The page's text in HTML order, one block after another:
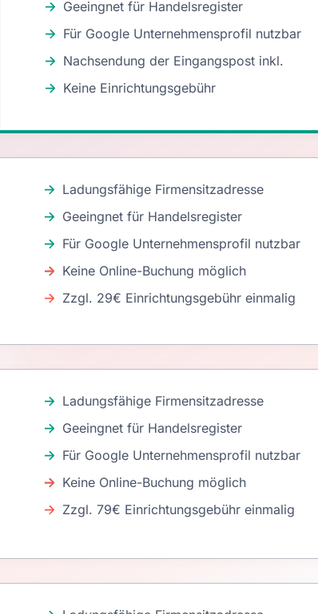
Geeingnet für Handelsregister
Für Google Unternehmensprofil nutzbar
Nachsendung der Eingangspost inkl.
Keine Einrichtungsgebühr
Ladungsfähige Firmensitzadresse
Geeingnet für Handelsregister
Für Google Unternehmensprofil nutzbar
Keine Online-Buchung möglich
Zzgl. 29€ Einrichtungsgebühr einmalig
Ladungsfähige Firmensitzadresse
Geeingnet für Handelsregister
Für Google Unternehmensprofil nutzbar
Keine Online-Buchung möglich
Zzgl. 79€ Einrichtungsgebühr einmalig